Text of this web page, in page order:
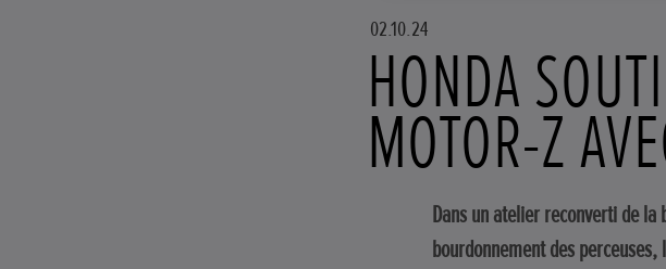
02.10.24
HONDA
MOTOR-Z
Dans un atelier reconverti de la
bourdonnement des